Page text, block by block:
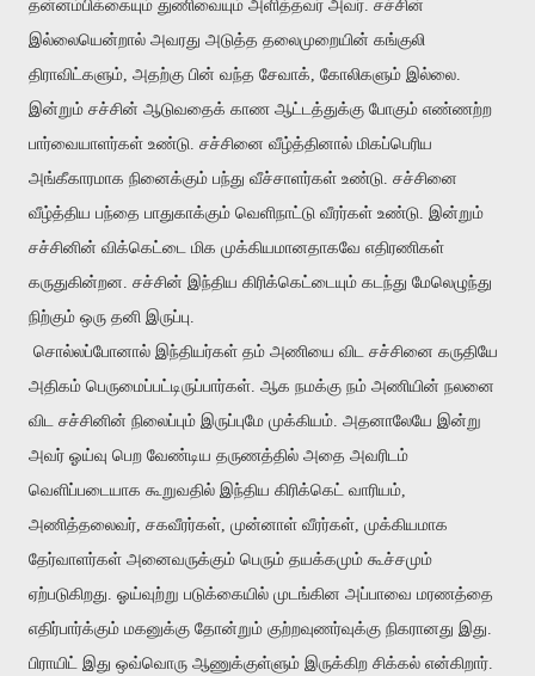
தன்னம்பிக்கையும் துணிவையும் அளித்தவர் அவர். சச்சின்
இல்லையென்றால் அவரது அடுத்த தலைமுறையின் கங்குலி
திராவிட்களும், அதற்கு பின் வந்த சேவாக், கோலிகளும் இல்லை.
இன்றும் சச்சின் ஆடுவதைக் காண ஆட்டத்துக்கு போகும் எண்ணற்ற
பார்வையாளர்கள் உண்டு. சச்சினை வீழ்த்தினால் மிகப்பெரிய
அங்கீகாரமாக நினைக்கும் பந்து வீச்சாளர்கள் உண்டு. சச்சினை
வீழ்த்திய பந்தை பாதுகாக்கும் வெளிநாட்டு வீரர்கள் உண்டு. இன்றும்
சச்சினின் விக்கெட்டை மிக முக்கியமானதாகவே எதிரணிகள்
கருதுகின்றன. சச்சின் இந்திய கிரிக்கெட்டையும் கடந்து மேலெழுந்து
நிற்கும் ஒரு தனி இருப்பு.
சொல்லப்போனால் இந்தியர்கள் தம் அணியை விட சச்சினை கருதியே
அதிகம் பெருமைப்பட்டிருப்பார்கள். ஆக நமக்கு நம் அணியின் நலனை
விட சச்சினின் நிலைப்பும் இருப்புமே முக்கியம். அதனாலேயே இன்று
அவர் ஓய்வு பெற வேண்டிய தருணத்தில் அதை அவரிடம்
வெளிப்படையாக கூறுவதில் இந்திய கிரிக்கெட் வாரியம்,
அணித்தலைவர், சகவீரர்கள், முன்னாள் வீரர்கள், முக்கியமாக
தேர்வாளர்கள் அனைவருக்கும் பெரும் தயக்கமும் கூச்சமும்
ஏற்படுகிறது. ஓய்வுற்று படுக்கையில் முடங்கின அப்பாவை மரணத்தை
எதிர்பார்க்கும் மகனுக்கு தோன்றும் குற்றவுணர்வுக்கு நிகரானது இது.
பிராயிட் இது ஒவ்வொரு ஆணுக்குள்ளும் இருக்கிற சிக்கல் என்கிறார்.